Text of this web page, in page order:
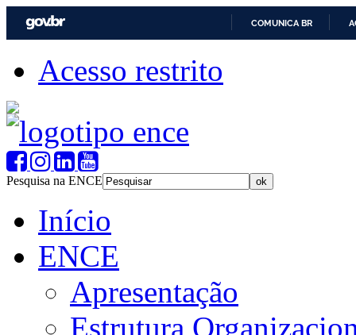
COMUNICA BR
Acesso restrito
Pesquisa na ENCE
Início
ENCE
Apresentação
Estrutura